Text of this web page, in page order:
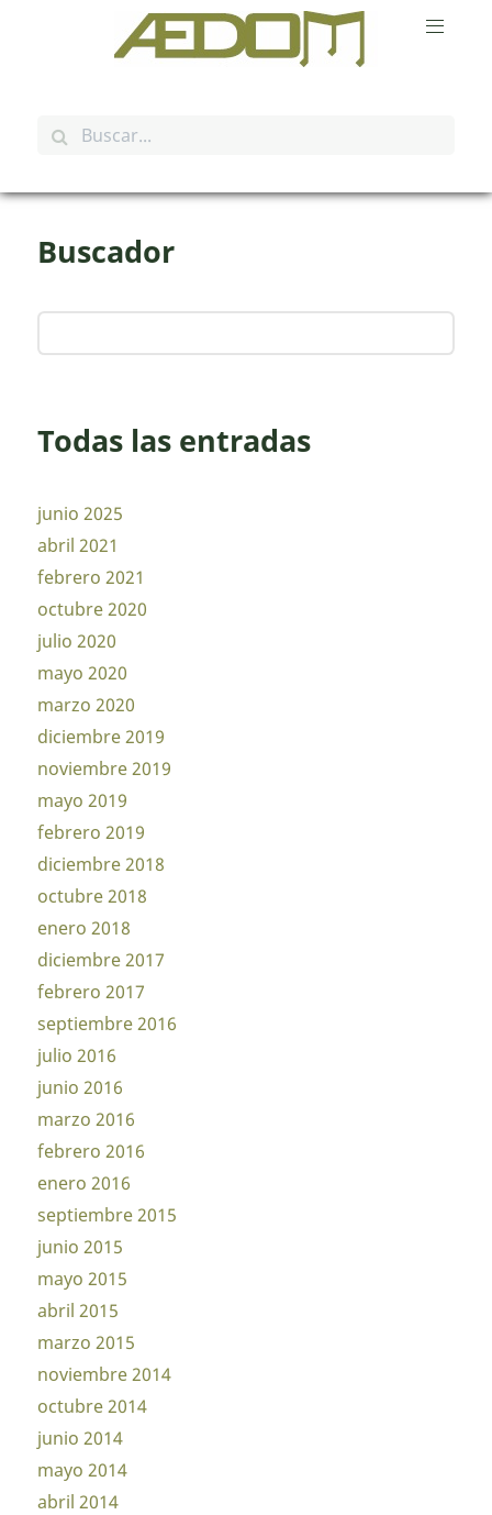
Buscador
Todas las entradas
junio 2025
abril 2021
febrero 2021
octubre 2020
julio 2020
mayo 2020
marzo 2020
diciembre 2019
noviembre 2019
mayo 2019
febrero 2019
diciembre 2018
octubre 2018
enero 2018
diciembre 2017
febrero 2017
septiembre 2016
julio 2016
junio 2016
marzo 2016
febrero 2016
enero 2016
septiembre 2015
junio 2015
mayo 2015
abril 2015
marzo 2015
noviembre 2014
octubre 2014
junio 2014
mayo 2014
abril 2014